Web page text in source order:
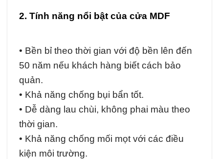
2. Tính năng nổi bật của cửa MDF
• Bền bỉ theo thời gian với độ bền lên đến
50 năm nếu khách hàng biết cách bảo
quản.
• Khả năng chống bụi bẩn tốt.
• Dễ dàng lau chùi, không phai màu theo
thời gian.
• Khả năng chống mối mọt với các điều
kiện môi trường.